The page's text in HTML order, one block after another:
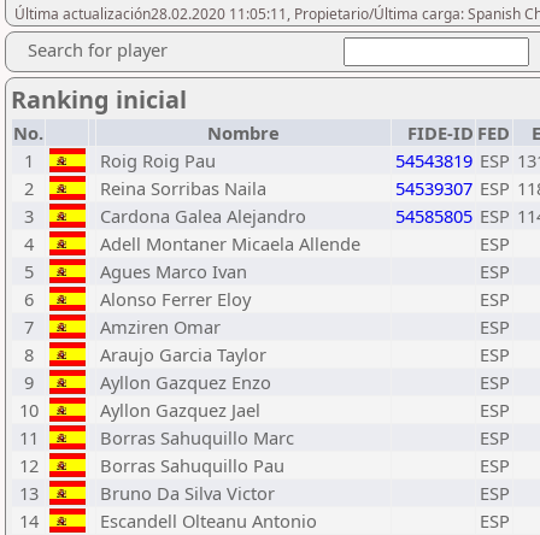
Última actualización28.02.2020 11:05:11, Propietario/Última carga: Spanish
Search for player
Ranking inicial
No. Nombre FIDE-ID FED
1
Roig Roig Pau 54543819 ESP
2
Reina Sorribas Naila 54539307 ESP
3
Cardona Galea Alejandro 54585805 ESP
4
Adell Montaner Micaela Allende
ESP
5
Agues Marco Ivan
ESP
6
Alonso Ferrer Eloy
ESP
7
Amziren Omar
ESP
8
Araujo Garcia Taylor
ESP
9
Ayllon Gazquez Enzo
ESP
10
Ayllon Gazquez Jael
ESP
11
Borras Sahuquillo Marc
ESP
12
Borras Sahuquillo Pau
ESP
13
Bruno Da Silva Victor
ESP
14
Escandell Olteanu Antonio
ESP